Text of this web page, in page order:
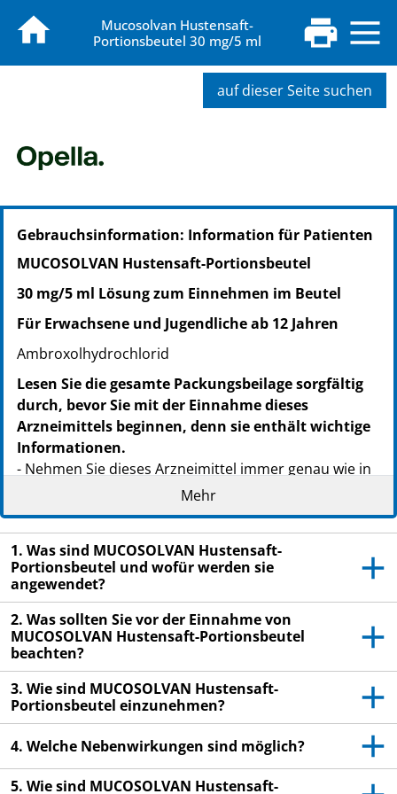
Mucosolvan Hustensaft-
Portionsbeutel 30 mg/5 ml
auf dieser Seite suchen
PZN: 19270239
PPN: 111927023984
PZN: 15238871
Gebrauchsinformation: Information für Patienten
MUCOSOLVAN Hustensaft-Portionsbeutel
30 mg/5 ml Lösung zum Einnehmen im Beutel
Für Erwachsene und Jugendliche ab 12 Jahren
Ambroxolhydrochlorid
Lesen Sie die gesamte Packungsbeilage sorgfältig
durch, bevor Sie mit der Einnahme dieses
Arzneimittels beginnen, denn sie enthält wichtige
Informationen.
- Nehmen Sie dieses Arzneimittel immer genau wie in
der Packungsbeilage beschrieben oder von Ihrem Arzt
oder Apotheker empfohlen ein.
Heben Sie die Packungsbeilage auf. Vielleicht
möchten Sie diese später nochmals lesen.
Fragen Sie Ihren Apotheker, wenn Sie weitere
Informationen oder einen Rat benötigen.
Wenn Sie Nebenwirkungen bemerken, wenden Sie
sich an Ihren Arzt oder Apotheker. Dies gilt auch
für Nebenwirkungen, die nicht in dieser
Packungsbeilage angegeben sind. Siehe Abschnitt
4.
Wenn Sie sich nach 4-5 Tagen nicht besser oder
gar schlechter fühlen, wenden Sie sich an Ihren
Mehr
1. Was sind MUCOSOLVAN Hustensaft-
Portionsbeutel und wofür werden sie
angewendet?
2. Was sollten Sie vor der Einnahme von
MUCOSOLVAN Hustensaft-Portionsbeutel
beachten?
3. Wie sind MUCOSOLVAN Hustensaft-
Portionsbeutel einzunehmen?
4. Welche Nebenwirkungen sind möglich?
5. Wie sind MUCOSOLVAN Hustensaft-